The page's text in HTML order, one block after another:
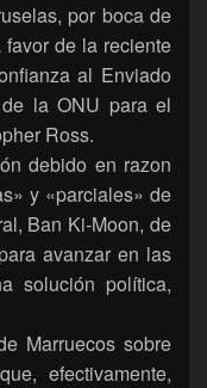
por boca de
de la reciente
al Enviado
la ONU para el
Ross.
debido en razon
y «parciales» de
Ban Ki-Moon, de
avanzar en las
solución política,
Marruecos sobre
efectivamente,